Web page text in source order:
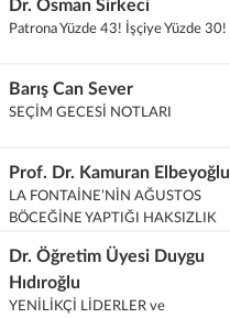
Dr. Osman Sirkeci
Patrona Yüzde 43! İşçiye Yüzde 30!
Barış Can Sever
SEÇİM GECESİ NOTLARI
Prof. Dr. Kamuran Elbeyoğlu
LA FONTAİNE’NİN AĞUSTOS
BÖCEĞİNE YAPTIĞI HAKSIZLIK
Dr. Öğretim Üyesi Duygu
Hıdıroğlu
YENİLİKÇİ LİDERLER ve